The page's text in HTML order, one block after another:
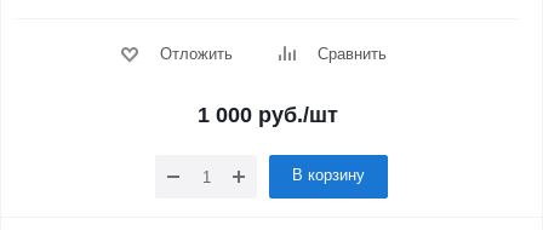
Отложить Сравнить
1 000руб./шт
В корзину